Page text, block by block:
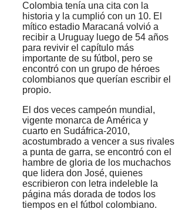
Colombia tenía una cita con la
historia y la cumplió con un 10. El
mítico estadio Maracaná volvió a
recibir a Uruguay luego de 54 años
para revivir el capítulo más
importante de su fútbol, pero se
encontró con un grupo de héroes
colombianos que querían escribir el
propio.
El dos veces campeón mundial,
vigente monarca de América y
cuarto en Sudáfrica-2010,
acostumbrado a vencer a sus rivales
a punta de garra, se encontró con el
hambre de gloria de los muchachos
que lidera don José, quienes
escribieron con letra indeleble la
página más dorada de todos los
tiempos en el fútbol colombiano.